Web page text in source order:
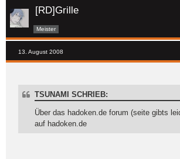
[RD]Grille
Meister
13. August 2008
TSUNAMI SCHRIEB:
Über das hadoken.de forum (seite gibts
auf hadoken.de